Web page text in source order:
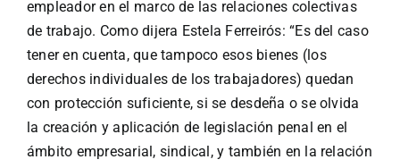
empleador en el marco de las relaciones colectivas
de trabajo. Como dijera Estela Ferreirós: “Es del caso
tener en cuenta, que tampoco esos bienes (los
derechos individuales de los trabajadores) quedan
con protección suficiente, si se desdeña o se olvida
la creación y aplicación de legislación penal en el
ámbito empresarial, sindical, y también en la relación